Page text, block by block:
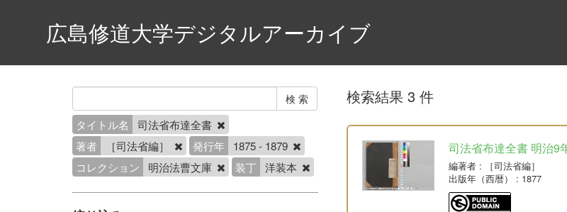
広島修道大学デジタルアーカイブ
タイトル名
司法省布達全書
著者
［司法省編］ 発行年
1875 - 1879
コレクション
明治法曹文庫 装丁 洋装本
検索結果 3 件
司法省布達全書 明治9
編著者: ［司法省編］
出版年（西暦）
: 1877